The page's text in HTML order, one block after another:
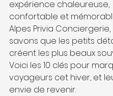
expérience chaleureuse,
confortable et
Alpes Privia Conciergerie,
savons que les petits
créent les plus beaux
Voici les 10 clés pour
voyageurs cet hiver, et
envie de revenir.